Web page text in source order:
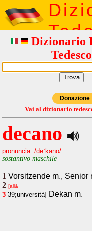
Dizionario
Tedesco
Donazione
Vai al dizionario
decano
pronuncia: /deˈkano/
sostantivo maschile
1 Vorsitzende m., Senior
2 [all&
3 39;università] Dekan m.